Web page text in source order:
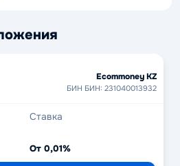
Ecommoney KZ
БИН БИН: 231040013932
Ставка
От 0,01%